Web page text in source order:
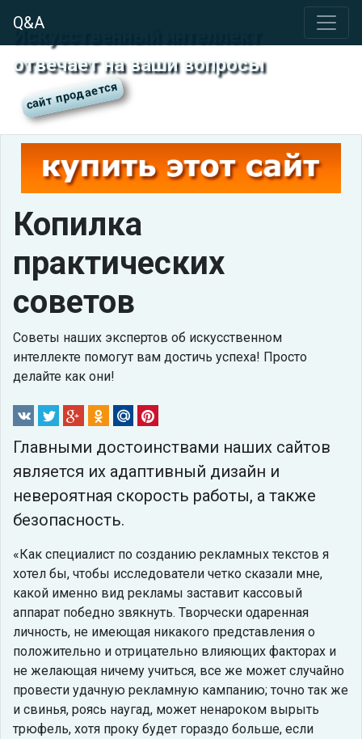
Q&A
Искусственный интеллект
отвечает на ваши вопросы
Копилка
практических
советов
Советы наших экспертов об искусственном
интеллекте помогут вам достичь успеха! Просто
делайте как они!
Главными достоинствами наших сайтов
является их адаптивный дизайн и
невероятная скорость работы, а также
безопасность.
Как специалист по созданию рекламных текстов я
хотел бы, чтобы исследователи четко сказали мне,
какой именно вид рекламы заставит кассовый
аппарат победно звякнуть. Творчески одаренная
личность, не имеющая никакого представления о
положительно и отрицательно влияющих факторах и
не желающая ничему учиться, все же может случайно
провести удачную рекламную кампанию; точно так же
и свинья, роясь наугад, может ненароком вырыть
трюфель, хотя проку будет гораздо больше, если